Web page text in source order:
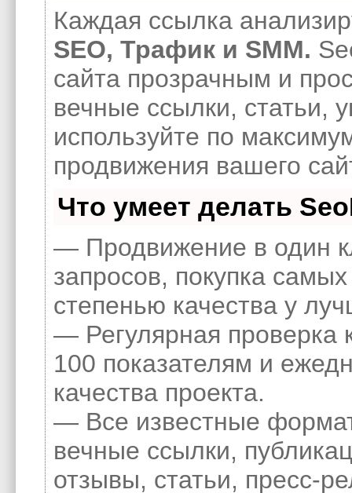
Каждая ссылка
SEO, Трафик и SMM.
сайта прозрачным и
вечные ссылки, статьи,
используйте по
продвижения вашего
Что умеет делать
— Продвижение в один
запросов, покупка
степенью качества у
— Регулярная проверка
100 показателям и
качества проекта.
— Все известные
вечные ссылки,
отзывы, статьи, пресс-